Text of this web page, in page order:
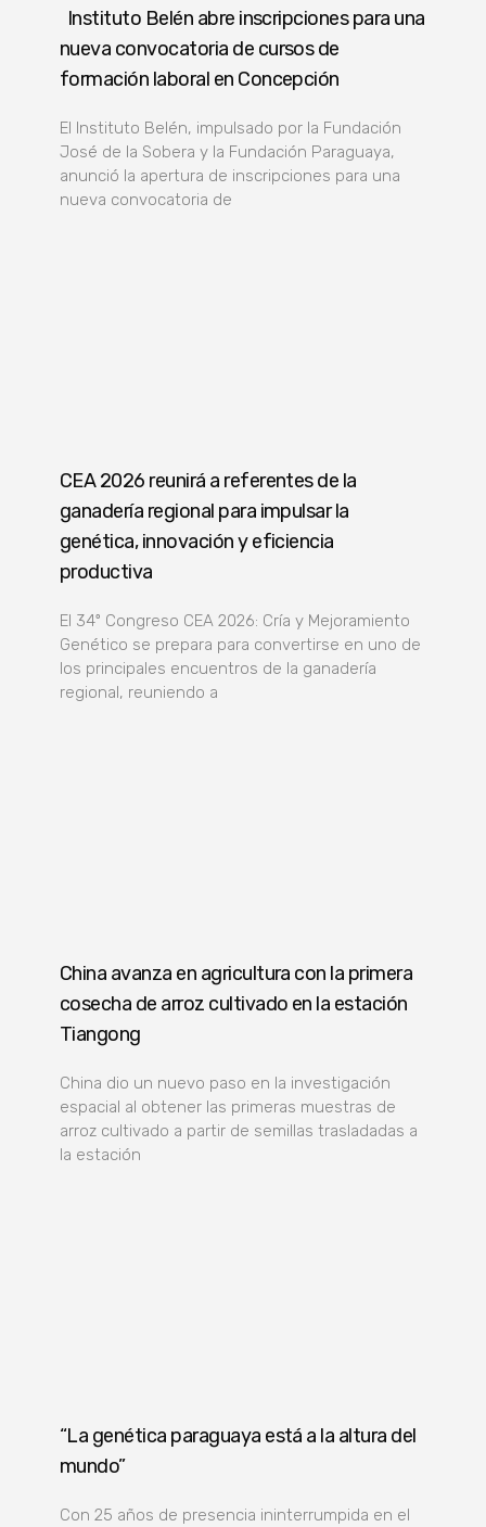
Instituto Belén abre inscripciones para una
nueva convocatoria de cursos de
formación laboral en Concepción
El Instituto Belén, impulsado por la Fundación
José de la Sobera y la Fundación Paraguaya,
anunció la apertura de inscripciones para una
nueva convocatoria de
CEA 2026 reunirá a referentes de la
ganadería regional para impulsar la
genética, innovación y eficiencia
productiva
El 34º Congreso CEA 2026: Cría y Mejoramiento
Genético se prepara para convertirse en uno de
los principales encuentros de la ganadería
regional, reuniendo a
China avanza en agricultura con la primera
cosecha de arroz cultivado en la estación
Tiangong
China dio un nuevo paso en la investigación
espacial al obtener las primeras muestras de
arroz cultivado a partir de semillas trasladadas a
la estación
“La genética paraguaya está a la altura del
mundo”
Con 25 años de presencia ininterrumpida en el